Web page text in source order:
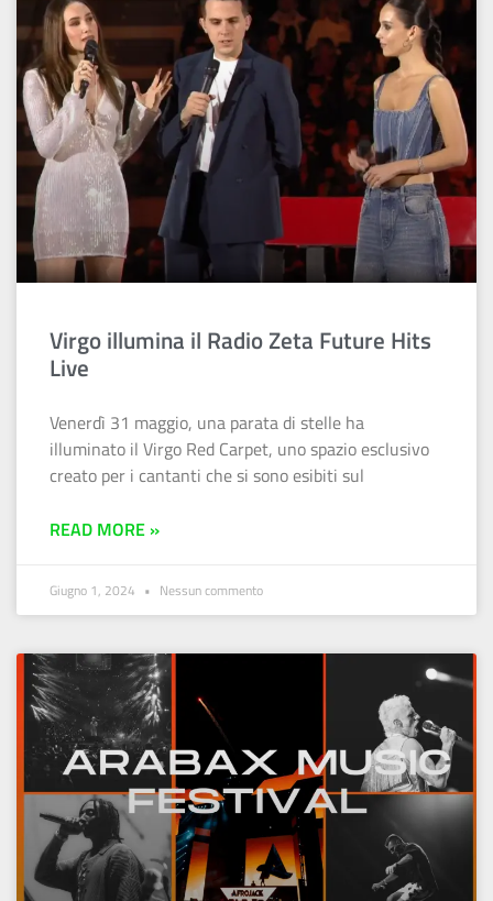
Virgo illumina il Radio Zeta Future Hits
Live
Venerdì 31 maggio, una parata di stelle ha
illuminato il Virgo Red Carpet, uno spazio esclusivo
creato per i cantanti che si sono esibiti sul
READ MORE »
Giugno 1, 2024 Nessun commento